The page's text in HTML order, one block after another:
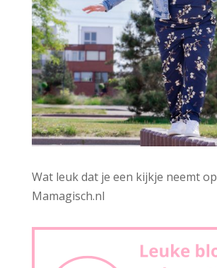
Wat leuk dat je een kijkje neemt op
Mamagisch.nl